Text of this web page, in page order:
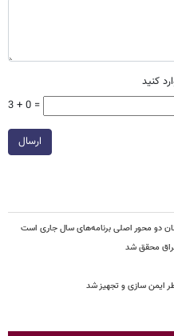
کنید
3 + 0 =
ارسال
دو محور اصلی برنامه‌های سال جاری است
محقق شد